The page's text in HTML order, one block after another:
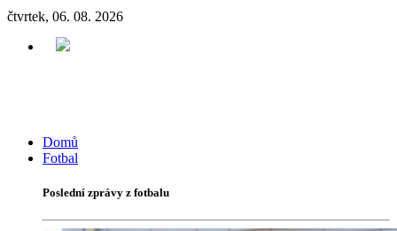
čtvrtek, 06. 08. 2026
Domů
Fotbal
Poslední zprávy z fotbalu